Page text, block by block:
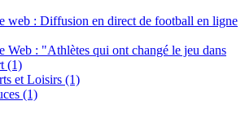
web : Diffusion en direct de football en ligne
Web : "Athlètes qui ont changé le jeu dans
(1)
et Loisirs (1)
(1)